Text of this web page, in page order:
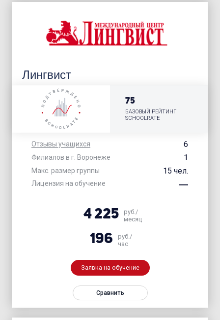
Лингвист
Отзывы учащихся 6
Филиалов в г. Воронеже 1
Макс. размер группы 15 чел.
Лицензия на обучение
75
БАЗОВЫЙ РЕЙТИНГ
SCHOOLRATE
4 225
руб./
месяц
196
руб./
час
Заявка на обучение
Сравнить